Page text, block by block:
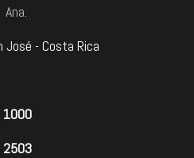
Ana.
José - Costa Rica